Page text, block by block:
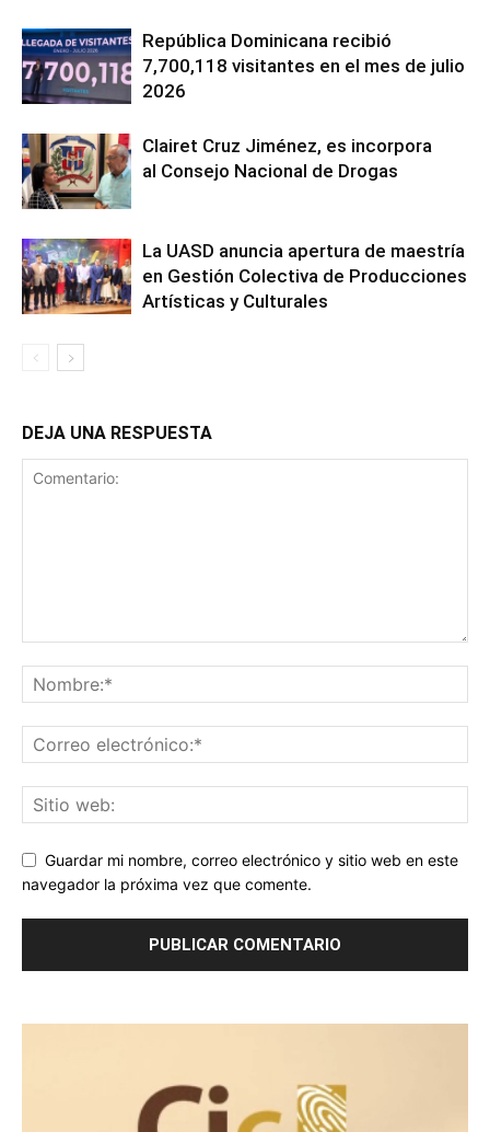
República Dominicana recibió
7,700,118 visitantes en el mes de julio
2026
Clairet Cruz Jiménez, es incorpora
al Consejo Nacional de Drogas
La UASD anuncia apertura de maestría
en Gestión Colectiva de Producciones
Artísticas y Culturales
DEJA UNA RESPUESTA
Guardar mi nombre, correo electrónico y sitio web en este
navegador la próxima vez que comente.